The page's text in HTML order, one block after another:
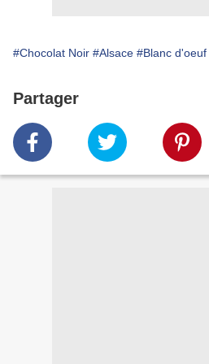
#Chocolat Noir #Alsace #Blanc d'oeuf
Partager